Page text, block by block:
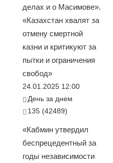
делах и о Масимове».
«Казахстан хвалят за
отмену смертной
казни и критикуют за
пытки и ограничения
свобод»
24.01.2025 12:00
День за днем
135 (42489)
«Кабмин утвердил
беспрецедентный за
годы независимости